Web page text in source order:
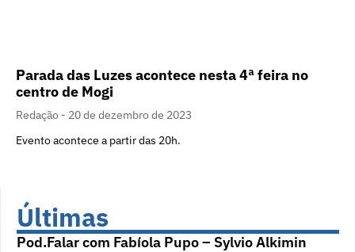
Parada das Luzes acontece nesta 4ª feira no
centro de Mogi
Redação
20 de dezembro de 2023
Evento acontece a partir das 20h.
Últimas
Pod.Falar com Fabíola Pupo – Sylvio Alkimin